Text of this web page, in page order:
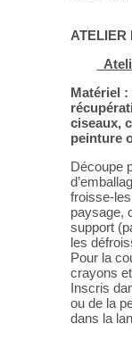
ATELIER
Matériel :
ciseaux,
peinture
Découpe
froisse-
paysage,
support
les
Pour la
crayons
Inscris
ou de la
dans la